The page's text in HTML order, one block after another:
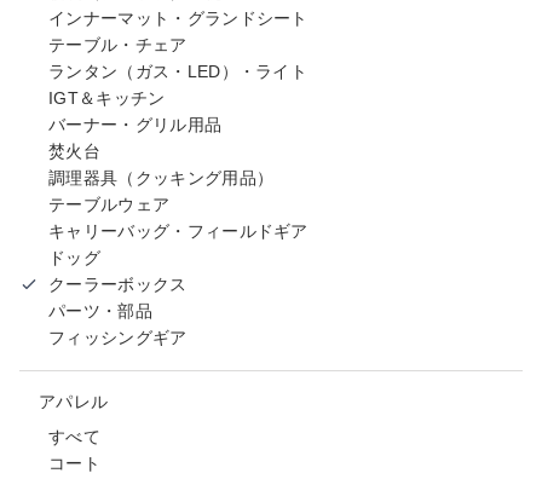
インナーマット・グランドシート
テーブル・チェア
ランタン（ガス・LED）・ライト
IGT＆キッチン
バーナー・グリル用品
焚火台
調理器具（クッキング用品）
テーブルウェア
キャリーバッグ・フィールドギア
ドッグ
クーラーボックス
パーツ・部品
フィッシングギア
アパレル
すべて
コート